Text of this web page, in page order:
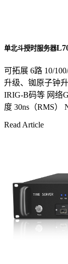
单北斗授时服务器
可拓展 6路 10/
升级、铷原子钟
IRIG-B码等 网络
度 30ns（RMS）
Read Article